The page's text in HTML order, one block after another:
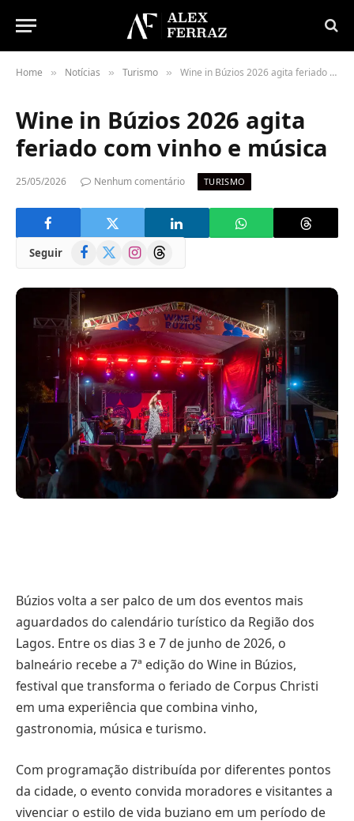
Home » Notícias » Turismo » Wine in Búzios 2026 agita feriado com vinho e música
Wine in Búzios 2026 agita
feriado com vinho e música
25/05/2026 Nenhum comentário TURISMO
Seguir Facebook
(Twitter)
InstagramThreads
Búzios volta a ser palco de um dos eventos mais
aguardados do calendário turístico da Região dos
Lagos. Entre os dias 3 e 7 de junho de 2026, o
balneário recebe a 7ª edição do Wine in Búzios,
festival que transforma o feriado de Corpus Christi
em uma experiência que combina vinho,
gastronomia, música e turismo.
Com programação distribuída por diferentes pontos
da cidade, o evento convida moradores e visitantes a
vivenciar o estilo de vida buziano em um período de